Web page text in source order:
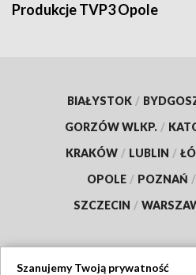
Produkcje TVP3 Opole
BIAŁYSTOK /
GORZÓW WLKP. /
KRAKÓW / LUBLIN /
OPOLE / POZNAŃ /
SZCZECIN /
Szanujemy Twoją prywatność